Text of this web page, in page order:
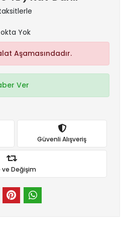
Yok
Aşamasındadır.
Ver
Güvenli Alışveriş
ve Değişim